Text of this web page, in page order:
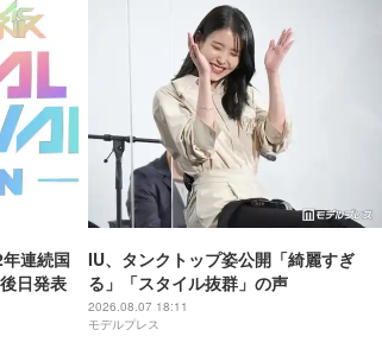
連続国
日発表
IU、タンクトップ姿公開「綺麗すぎ
る」「スタイル抜群」の声
2026.08.07 18:11
モデルプレス